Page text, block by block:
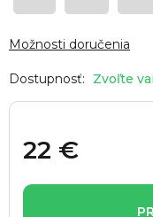
Zvoľte
Možnosti doručenia
22 €
cena: